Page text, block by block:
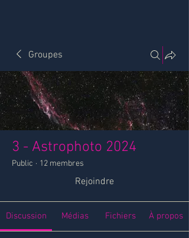
Groupes
3 - Astrophoto 2024
Public · 12 membres
Rejoindre
Discussion Médias Fichiers À propos